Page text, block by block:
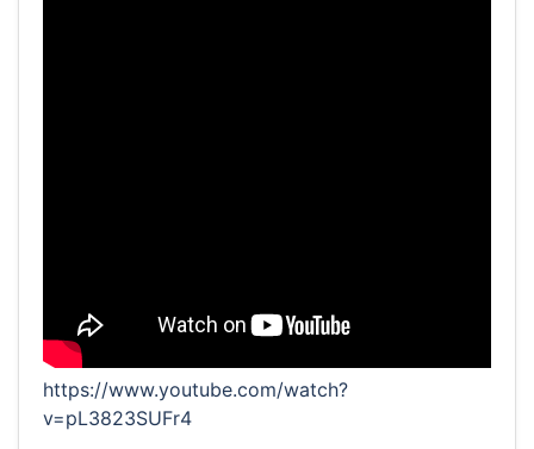
https://www.youtube.com/watch?
v=pL3823SUFr4